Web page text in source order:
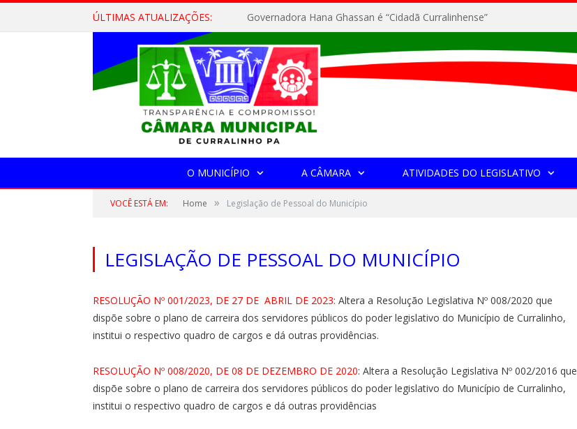
ÚLTIMAS ATUALIZAÇÕES: Governadora Hana Ghassan é “Cidadã Curralinhense”
O MUNICÍPIO A CÂMARA ATIVIDADES DO LEGISLATIVO
VOCÊ ESTÁ EM: Home » Legislação de Pessoal do Município
LEGISLAÇÃO DE PESSOAL DO MUNICÍPIO
RESOLUÇÃO Nº 001/2023, DE 27 DE ABRIL DE 2023: Altera a Resolução Legislativa Nº 008/2020 que
dispõe sobre o plano de carreira dos servidores públicos do poder legislativo do Município de Curralinho,
institui o respectivo quadro de cargos e dá outras providências.
RESOLUÇÃO Nº 008/2020, DE 08 DE DEZEMBRO DE 2020: Altera a Resolução Legislativa Nº 002/2016 que
dispõe sobre o plano de carreira dos servidores públicos do poder legislativo do Município de Curralinho,
institui o respectivo quadro de cargos e dá outras providências